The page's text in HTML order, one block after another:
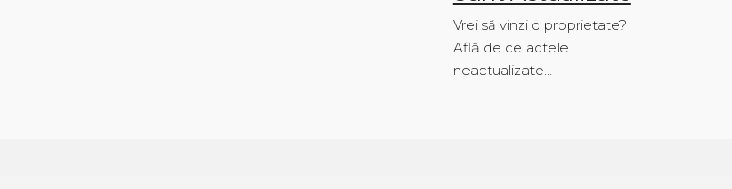
Vrei să vinzi o proprietate?
Află de ce actele
neactualizate…